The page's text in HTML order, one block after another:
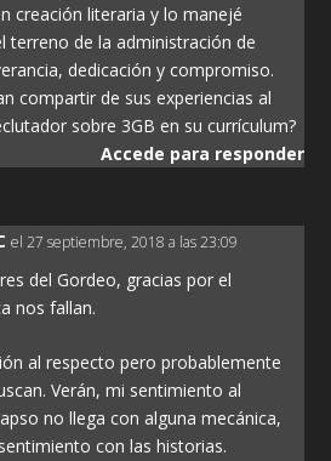
creación literaria y lo manejé
terreno de la administración de
dedicación y compromiso.
compartir de sus experiencias al
sobre 3GB en su currículum?
Accede para responder
el 27 septiembre, 2018 a las 23:09
del Gordeo, gracias por el
nos fallan.
al respecto pero probablemente
Verán, mi sentimiento al
no llega con alguna mecánica,
con las historias.